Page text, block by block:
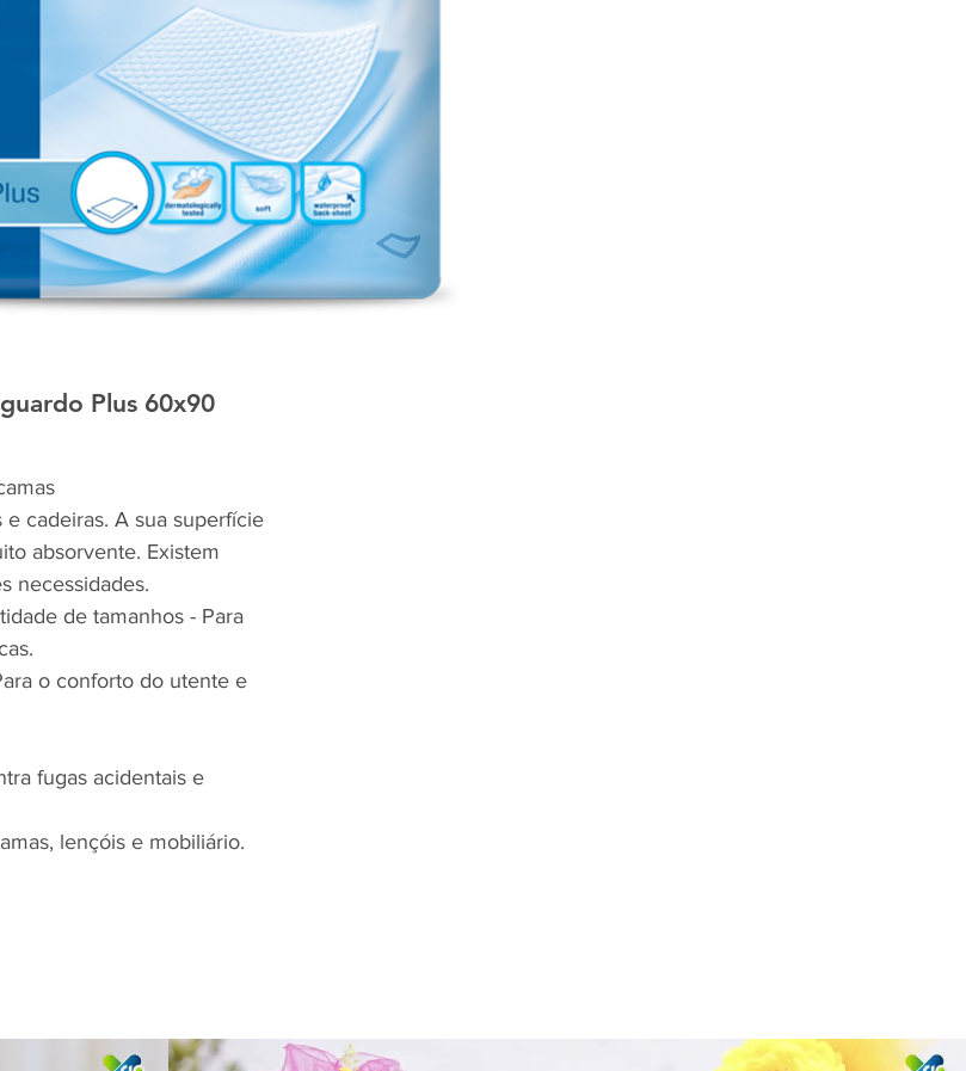
Plus 60x90
cadeiras. A sua superfície
absorvente. Existem
necessidades.
de tamanhos - Para
o conforto do utente e
fugas acidentais e
lençóis e mobiliário.